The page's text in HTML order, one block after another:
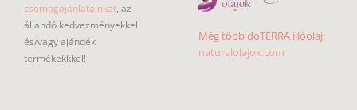
csomagajánlatainkat, az
állandó kedvezményekkel
és/vagy ajándék
termékekkkel!
Még több doTERRA illóolaj:
naturalolajok.com